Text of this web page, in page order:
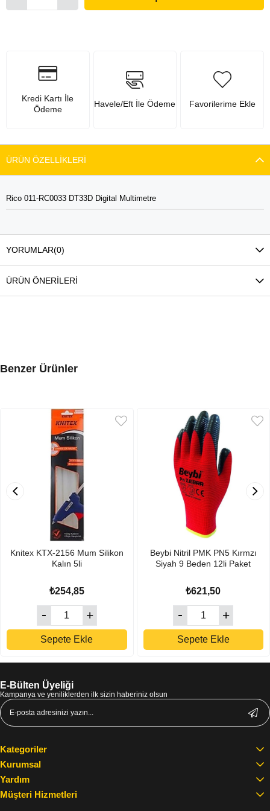
Kredi Kartı İle
Ödeme
Havele/Eft İle Ödeme Favorilerime Ekle
ÜRÜN ÖZELLIKLERI
Rico 011-RC0033 DT33D Digital Multimetre
YORUMLAR(0)
ÜRÜN ÖNERILERI
Benzer Ürünler
Knitex KTX-2156 Mum Silikon
Kalın 5li
₺254,85
Sepete Ekle
Beybi Nitril PMK PN5 Kırmzı
Siyah 9 Beden 12li Paket
₺621,50
Sepete Ekle
E-Bülten Üyeliği
Kampanya ve yeniliklerden ilk sizin haberiniz olsun
Kategoriler
Kurumsal
Yardım
Müşteri Hizmetleri